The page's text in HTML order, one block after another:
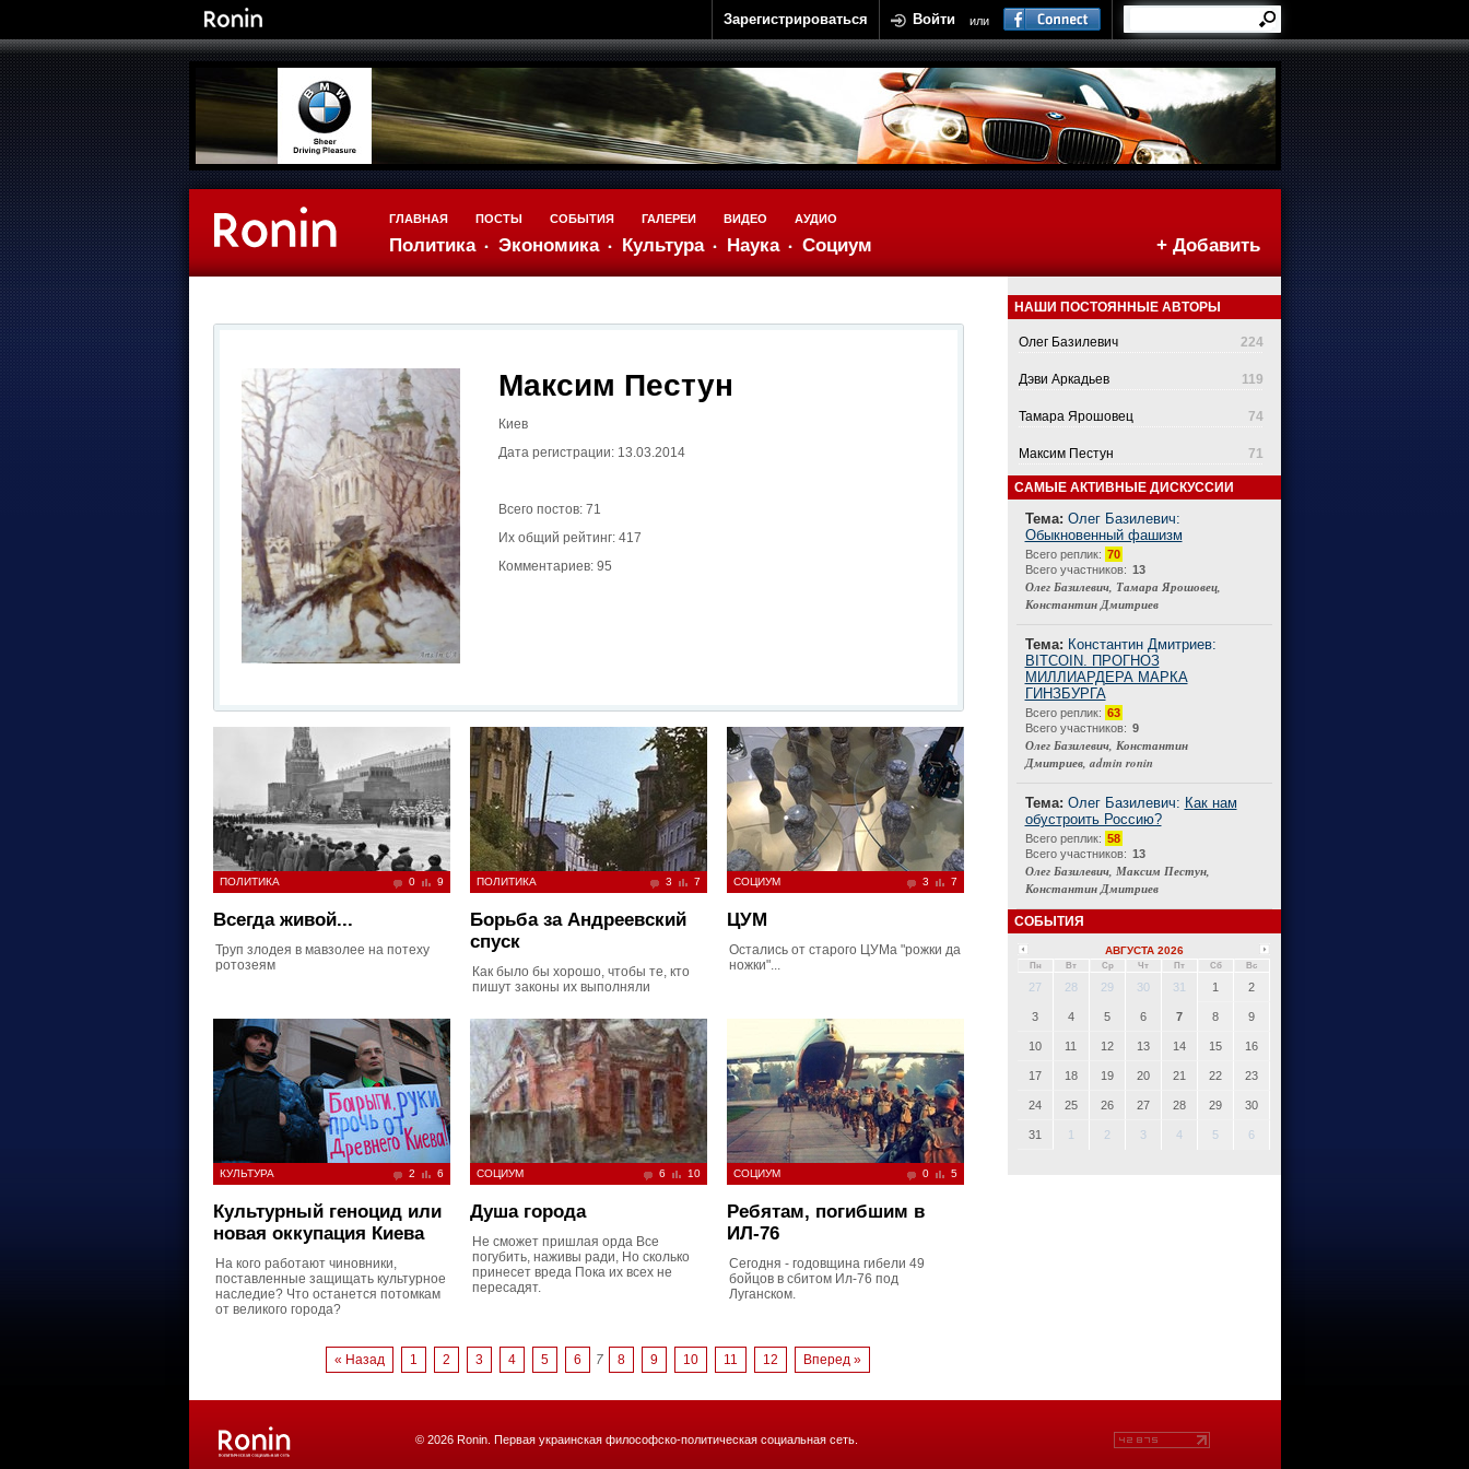
Зарегистрироваться Войти или
Connect
ГЛАВНАЯ
Политика Экономика Культура Наука Социум
ПОСТЫ СОБЫТИЯ ГАЛЕРЕИ ВИДЕО АУДИО
+ Добавить
Максим Пестун
Киев
Дата регистрации: 13.03.2014
Всего постов: 71
Их общий рейтинг: 417
Комментариев: 95
ПОЛИТИКА 0 9
Всегда живой...
Труп злодея в мавзолее на потеху
ротозеям
ПОЛИТИКА 3 7
Борьба за Андреевский
спуск
Как было бы хорошо, чтобы те, кто
пишут законы их выполняли
СОЦИУМ 3 7
ЦУМ
Остались от старого ЦУМа "рожки да
ножки"...
КУЛЬТУРА 2 6
Культурный геноцид или
новая оккупация Киева
На кого работают чиновники,
поставленные защищать культурное
наследие? Что останется потомкам
от великого города?
СОЦИУМ 6 10
Душа города
Не сможет пришлая орда Все
погубить, наживы ради, Но сколько
принесет вреда Пока их всех не
пересадят.
СОЦИУМ 0 5
Ребятам, погибшим в
ИЛ-76
Сегодня - годовщина гибели 49
бойцов в сбитом Ил-76 под
Луганском.
« Назад 1 2 3 4 5 6 7 8 9 10 11 12 Вперед »
НАШИ ПОСТОЯННЫЕ АВТОРЫ
Олег Базилевич 224
Дэви Аркадьев 119
Тамара Ярошовец 74
Максим Пестун 71
САМЫЕ АКТИВНЫЕ ДИСКУССИИ
Тема: Олег Базилевич:
Обыкновенный фашизм
Всего реплик: 70
Всего участников: 13
Олег Базилевич, Тамара Ярошовец,
Константин Дмитриев
Тема: Константин Дмитриев:
BITCOIN. ПРОГНОЗ
МИЛЛИАРДЕРА МАРКА
ГИНЗБУРГА
Всего реплик: 63
Всего участников: 9
Олег Базилевич, Константин
Дмитриев, admin ronin
Тема: Олег Базилевич: Как нам
обустроить Россию?
Всего реплик: 58
Всего участников: 13
Олег Базилевич, Максим Пестун,
Константин Дмитриев
СОБЫТИЯ
АВГУСТА 2026
Пн Вт Ср Чт Пт Сб Вс
27 28 29 30 31 1 2
3 4 5 6 7 8 9
10 11 12 13 14 15 16
17 18 19 20 21 22 23
24 25 26 27 28 29 30
31 1 2 3 4 5 6
© 2026 Ronin. Первая украинская философско-политическая социальная сеть.